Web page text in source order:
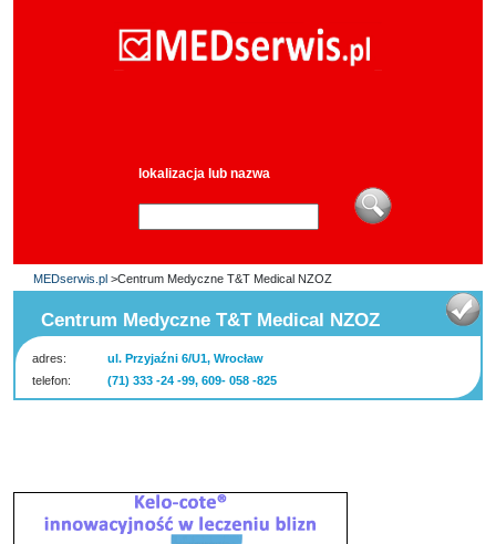
lokalizacja lub nazwa
MEDserwis.pl >Centrum Medyczne T&T Medical NZOZ
Centrum Medyczne T&T Medical NZOZ
adres:
ul. Przyjaźni 6/U1, Wrocław
telefon:
(71) 333 -24 -99, 609- 058 -825